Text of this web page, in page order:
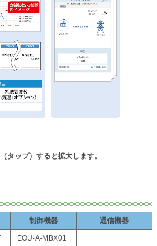
タップ）すると拡大します。
制御機器 通信機器
EOU-A-MBX01